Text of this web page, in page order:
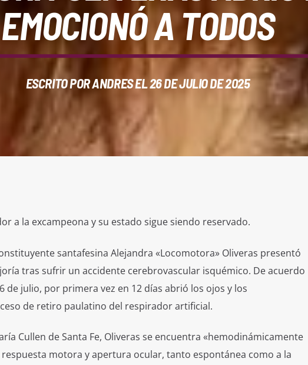
EMOCIONÓ A TODOS
ESCRITO PORANDRESEL 26 DE JULIO DE 2025
a la excampeona y su estado sigue siendo reservado.
santafesina Alejandra «Locomotora» Oliveras presentó
tras sufrir un accidente cerebrovascular isquémico. De acuerdo
de julio, por primera vez en 12 días abrió los ojos y los
de retiro paulatino del respirador artificial.
Cullen de Santa Fe, Oliveras se encuentra «hemodinámicamente
motora y apertura ocular, tanto espontánea como a la